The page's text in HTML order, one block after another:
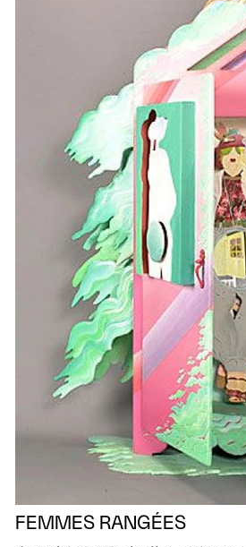
FEMMES RANGÉES